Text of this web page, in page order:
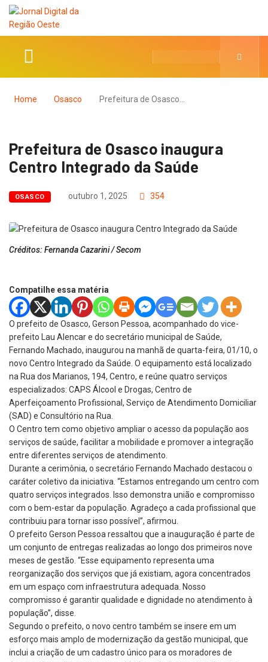
Home Osasco Prefeitura de Osasco…
Prefeitura de Osasco inaugura
Centro Integrado da Saúde
OSASCO outubro 1, 2025 354
Créditos: Fernanda Cazarini / Secom
Compatilhe essa matéria
O prefeito de Osasco, Gerson Pessoa, acompanhado do vice-
prefeito Lau Alencar e do secretário municipal de Saúde,
Fernando Machado, inaugurou na manhã de quarta-feira, 01/10, o
novo Centro Integrado da Saúde. O equipamento está localizado
na Rua dos Marianos, 194, Centro, e reúne quatro serviços
especializados: CAPS Álcool e Drogas, Centro de
Aperfeiçoamento Profissional, Serviço de Atendimento Domiciliar
(SAD) e Consultório na Rua.
O Centro tem como objetivo ampliar o acesso da população aos
serviços de saúde, facilitar a mobilidade e promover a integração
entre diferentes serviços de atendimento.
Durante a cerimônia, o secretário Fernando Machado destacou o
caráter coletivo da iniciativa. “Estamos entregando um centro com
quatro serviços integrados. Isso demonstra união e compromisso
com o bem-estar da população. Agradeço a cada profissional que
contribuiu para tornar isso possível”, afirmou.
O prefeito Gerson Pessoa ressaltou que a inauguração é parte de
um conjunto de entregas realizadas ao longo dos primeiros nove
meses de gestão. “Esse equipamento representa uma
reorganização dos serviços que já existiam, agora concentrados
em um espaço com infraestrutura adequada. Nosso
compromisso é garantir qualidade e dignidade no atendimento à
população”, disse.
Segundo o prefeito, o novo centro também se insere em um
esforço mais amplo de modernização da gestão municipal, que
inclui a criação de um cadastro único para os moradores de